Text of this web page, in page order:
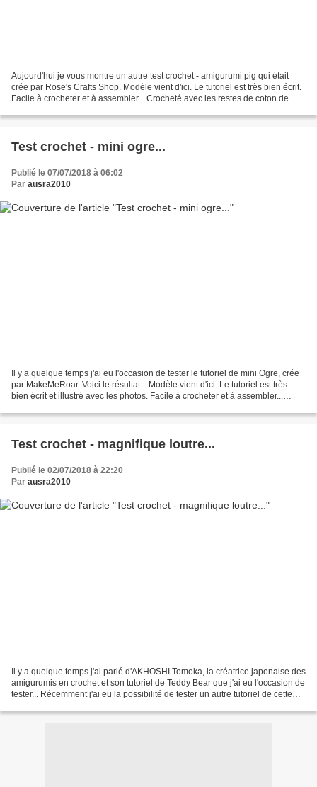
Aujourd'hui je vous montre un autre test crochet - amigurumi pig qui était
crée par Rose's Crafts Shop. Modèle vient d'ici. Le tutoriel est très bien écrit.
Facile à crocheter et à assembler... Crocheté avec les restes de coton de
Test crochet - mini ogre...
Publié le 07/07/2018 à 06:02
Par ausra2010
Il y a quelque temps j'ai eu l'occasion de tester le tutoriel de mini Ogre, crée
par MakeMeRoar. Voici le résultat... Modèle vient d'ici. Le tutoriel est très
bien écrit et illustré avec les photos. Facile à crocheter et à assembler...
Test crochet - magnifique loutre...
Publié le 02/07/2018 à 22:20
Par ausra2010
Il y a quelque temps j'ai parlé d'AKHOSHI Tomoka, la créatrice japonaise des
amigurumis en crochet et son tutoriel de Teddy Bear que j'ai eu l'occasion de
tester... Récemment j'ai eu la possibilité de tester un autre tutoriel de cette